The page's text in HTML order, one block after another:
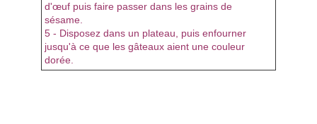
d'œuf puis faire passer dans les grains de
sésame.
5 - Disposez dans un plateau, puis enfourner
jusqu'à ce que les gâteaux aient une couleur
dorée.